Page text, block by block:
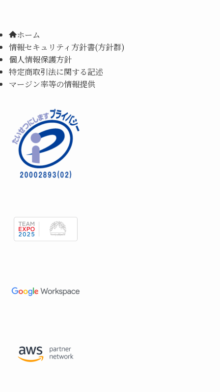
ホーム
情報セキュリティ方針書(方針群)
個人情報保護方針
特定商取引法に関する記述
マージン率等の情報提供